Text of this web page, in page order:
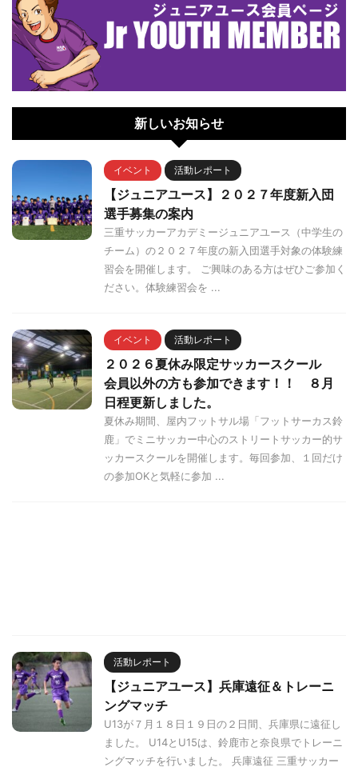
新しいお知らせ
イベント 活動レポート
【ジュニアユース】２０２７年度新入団
選手募集の案内
三重サッカーアカデミージュニアユース（中学生の
チーム）の２０２７年度の新入団選手対象の体験練
習会を開催します。 ご興味のある方はぜひご参加く
ださい。体験練習会を ...
イベント 活動レポート
２０２６夏休み限定サッカースクール
会員以外の方も参加できます！！ ８月
日程更新しました。
夏休み期間、屋内フットサル場「フットサーカス鈴
鹿」でミニサッカー中心のストリートサッカー的サ
ッカースクールを開催します。毎回参加、１回だけ
の参加OKと気軽に参加 ...
活動レポート
【ジュニアユース】兵庫遠征＆トレーニ
ングマッチ
U13が７月１８日１９日の２日間、兵庫県に遠征し
ました。 U14とU15は、鈴鹿市と奈良県でトレーニ
ングマッチを行いました。 兵庫遠征 三重サッカー